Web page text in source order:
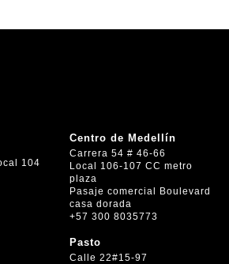
104
Centro de Medellín
Carrera 54 # 46-66
Local 106-107 CC metro
plaza
Pasaje comercial Boulevard
casa dorada
+57 300 8035773
Pasto
Calle 22#15-97